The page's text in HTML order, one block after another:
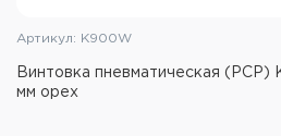
Артикул: K900W
Винтовка пневматическая (PCP)
мм орех